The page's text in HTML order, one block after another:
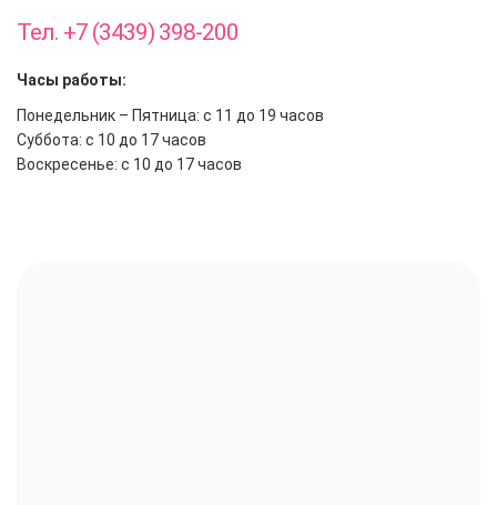
Тел. +7 (3439) 398-200
Часы работы:
Понедельник – Пятница: с 11 до 19 часов
Суббота: с 10 до 17 часов
Воскресенье: с 10 до 17 часов